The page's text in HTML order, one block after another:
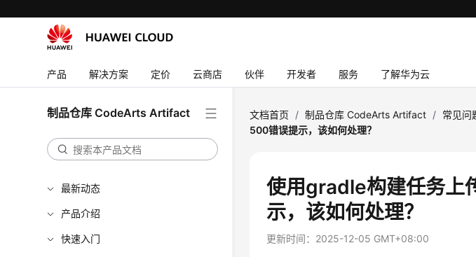
产品 解决方案 定价 云商店 伙伴 开发者 服务 了解华为云
制品仓库 CodeArts Artifact
最新动态
产品介绍
快速入门
文档首页 / 制品仓库 CodeArts Artifact / 常见问
500错误提示，该如何处理？
使用gradle构建任务上
示，该如何处理？
更新时间： 2025-12-05 GMT+08:00